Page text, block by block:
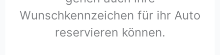
Wunschkennzeichen für ihr Auto
reservieren können.